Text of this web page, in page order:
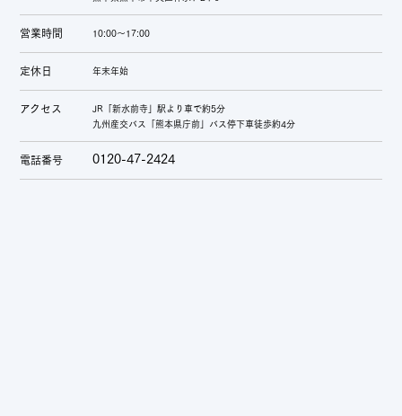
営業時間 10:00～17:00
定休日 年末年始
アクセス
JR「新水前寺」駅より車で約5分
九州産交バス「熊本県庁前」バス停下車徒歩約4分
電話番号 0120-47-2424